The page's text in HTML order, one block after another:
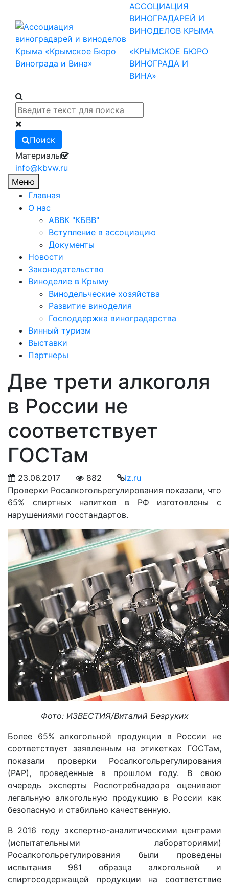
АССОЦИАЦИЯ
ВИНОГРАДАРЕЙ И
ВИНОДЕЛОВ КРЫМА
«КРЫМСКОЕ БЮРО
ВИНОГРАДА И
ВИНА»
Поиск
Материалы
info@kbvw.ru
Меню
Главная
О нас
АВВК "КБВВ"
Вступление в ассоциацию
Документы
Новости
Законодательство
Виноделие в Крыму
Винодельческие хозяйства
Развитие виноделия
Господдержка виноградарства
Винный туризм
Выставки
Партнеры
Две трети алкоголя
в России не
соответствует
ГОСТам
23.06.2017 882
iz.ru
Проверки Росалкогольрегулирования показали, что
65% спиртных напитков в РФ изготовлены с
нарушениями госстандартов.
Фото: ИЗВЕСТИЯ/Виталий Безруких
Более 65% алкогольной продукции в России не
соответствует заявленным на этикетках ГОСТам,
показали проверки Росалкогольрегулирования
(РАР), проведенные в прошлом году. В свою
очередь эксперты Роспотребнадзора оценивают
легальную алкогольную продукцию в России как
безопасную и стабильно качественную.
В 2016 году экспертно-аналитическими центрами
(испытательными лабораториями)
Росалкогольрегулирования были проведены
испытания 981 образца алкогольной и
спиртосодержащей продукции на соответствие